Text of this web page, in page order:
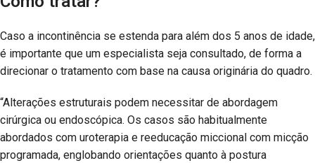
Caso a incontinência se estenda para além dos 5 anos de idade,
é importante que um especialista seja consultado, de forma a
direcionar o tratamento com base na causa originária do quadro.
“Alterações estruturais podem necessitar de abordagem
cirúrgica ou endoscópica. Os casos são habitualmente
abordados com uroterapia e reeducação miccional com micção
programada, englobando orientações quanto à postura